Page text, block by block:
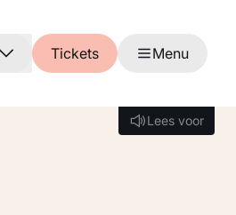
Tickets Menu
Lees voor
Lees voor